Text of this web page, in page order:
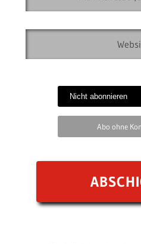
Abo ohne